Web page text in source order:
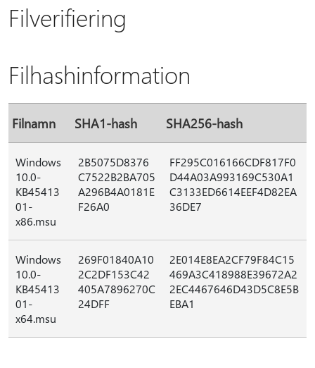
Filverifiering
Filhashinformation
Filnamn SHA1-hash SHA256-hash
Windows
10.0-
KB45413
01-
x86.msu
2B5075D8376
C7522B2BA705
A296B4A0181E
F26A0
FF295C016166CDF817F0
D44A03A993169C530A1
C3133ED6614EEF4D82EA
36DE7
Windows
10.0-
KB45413
01-
x64.msu
269F01840A10
2C2DF153C42
405A7896270C
24DFF
2E014E8EA2CF79F84C15
469A3C418988E39672A2
2EC4467646D43D5C8E5B
EBA1